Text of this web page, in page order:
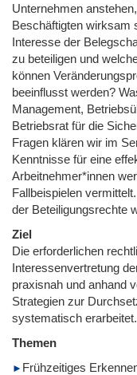
Unternehmen
Beschäftigten wirksam
Interesse der
zu beteiligen und
können
beeinflusst werden?
Management,
Betriebsrat für die
Fragen klären wir im
Kenntnisse für eine
Arbeitnehmer*innen
Fallbeispielen
der Beteiligungsrechte
Ziel
Die erforderlichen
Interessenvertretung
praxisnah und anhand
Strategien zur
systematisch erarbeitet.
Themen
Frühzeitiges